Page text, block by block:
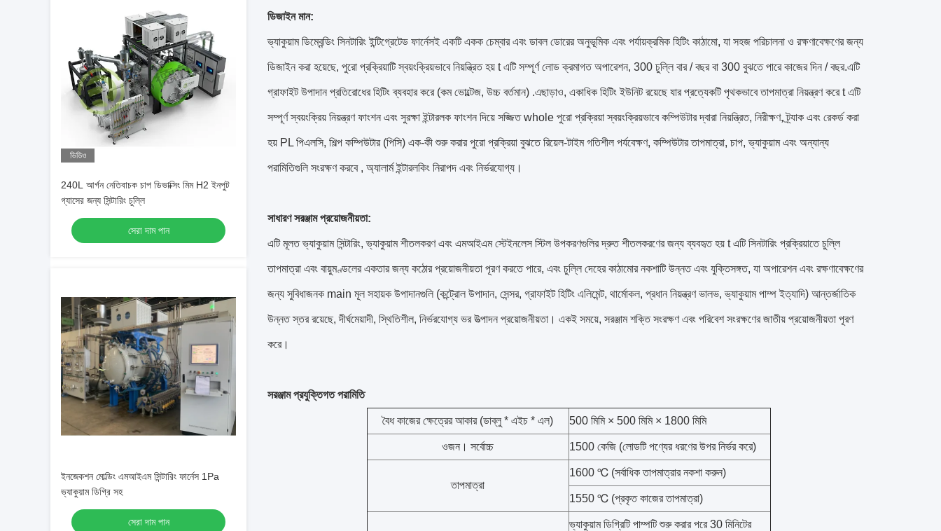
ভিডিও
240L আর্গন নেতিবাচক চাপ ডিভাক্সিং মিম H2 ইনপুট
গ্যাসের জন্য সিন্টারিং চুল্লি
সেরা দাম পান
ইনজেকশন মোল্ডিং এমআইএম সিন্টারিং ফার্নেস 1Pa
ভ্যাকুয়াম ডিগ্রি সহ
সেরা দাম পান
ডিজাইন মান:
ভ্যাকুয়াম ডিম্বেন্ডিং সিনটারিং ইন্টিগ্রেটেড ফার্নেসই একটি একক চেম্বার এবং ডাবল ডোরের অনুভূমিক এবং পর্যায়ক্রমিক হিটিং কাঠামো, যা সহজ পরিচালনা ও রক্ষণাবেক্ষণের জন্য
ডিজাইন করা হয়েছে, পুরো প্রক্রিয়াটি স্বয়ংক্রিয়ভাবে নিয়ন্ত্রিত হয় t এটি সম্পূর্ণ লোড ক্রমাগত অপারেশন, 300 চুল্লি বার / বছর বা 300 বুঝতে পারে কাজের দিন / বছর.এটি
গ্রাফাইট উপাদান প্রতিরোধের হিটিং ব্যবহার করে (কম ভোল্টেজ, উচ্চ বর্তমান) .এছাড়াও, একাধিক হিটিং ইউনিট রয়েছে যার প্রত্যেকটি পৃথকভাবে তাপমাত্রা নিয়ন্ত্রণ করে t এটি
সম্পূর্ণ স্বয়ংক্রিয় নিয়ন্ত্রণ ফাংশন এবং সুরক্ষা ইন্টারলক ফাংশন দিয়ে সজ্জিত whole পুরো প্রক্রিয়া স্বয়ংক্রিয়ভাবে কম্পিউটার দ্বারা নিয়ন্ত্রিত, নিরীক্ষণ, ট্র্যাক এবং রেকর্ড করা
হয় PL পিএলসি, শিল্প কম্পিউটার (পিসি) এক-কী শুরু করার পুরো প্রক্রিয়া বুঝতে রিয়েল-টাইম গতিশীল পর্যবেক্ষণ, কম্পিউটার তাপমাত্রা, চাপ, ভ্যাকুয়াম এবং অন্যান্য
পরামিতিগুলি সংরক্ষণ করবে , অ্যালার্ম ইন্টারলকিং নিরাপদ এবং নির্ভরযোগ্য।
সাধারণ সরঞ্জাম প্রয়োজনীয়তা:
এটি মূলত ভ্যাকুয়াম সিন্টারিং, ভ্যাকুয়াম শীতলকরণ এবং এমআইএম স্টেইনলেস স্টিল উপকরণগুলির দ্রুত শীতলকরণের জন্য ব্যবহৃত হয় t এটি সিনটারিং প্রক্রিয়াতে চুল্লি
তাপমাত্রা এবং বায়ুমণ্ডলের একতার জন্য কঠোর প্রয়োজনীয়তা পূরণ করতে পারে, এবং চুল্লি দেহের কাঠামোর নকশাটি উন্নত এবং যুক্তিসঙ্গত, যা অপারেশন এবং রক্ষণাবেক্ষণের
জন্য সুবিধাজনক main মূল সহায়ক উপাদানগুলি (কন্ট্রোল উপাদান, সেন্সর, গ্রাফাইট হিটিং এলিমেন্ট, থার্মোকল, প্রধান নিয়ন্ত্রণ ভালভ, ভ্যাকুয়াম পাম্প ইত্যাদি) আন্তর্জাতিক
উন্নত স্তর রয়েছে, দীর্ঘমেয়াদী, স্থিতিশীল, নির্ভরযোগ্য ভর উত্পাদন প্রয়োজনীয়তা। একই সময়ে, সরঞ্জাম শক্তি সংরক্ষণ এবং পরিবেশ সংরক্ষণের জাতীয় প্রয়োজনীয়তা পূরণ
করে।
সরঞ্জাম প্রযুক্তিগত পরামিতি
বৈধ কাজের ক্ষেত্রের আকার (ডাব্লু * এইচ * এল) 500 মিমি × 500 মিমি × 1800 মিমি
ওজন। সর্বোচ্চ 1500 কেজি (লোডটি পণ্যের ধরণের উপর নির্ভর করে)
তাপমাত্রা
1600 ℃ (সর্বাধিক তাপমাত্রার নকশা করুন)
1550 ℃ (প্রকৃত কাজের তাপমাত্রা)
ভ্যাকুয়াম ডিগ্রিটি পাম্পটি শুরু করার পরে 30 মিনিটের